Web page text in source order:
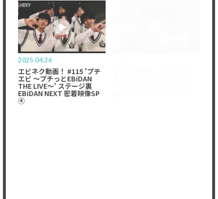
2025.04.26
エビネク動画！ #115 'プチ
エビ 〜プチっとEBiDAN
THE LIVE〜' ステージ裏
EBiDAN NEXT 密着映像SP
④